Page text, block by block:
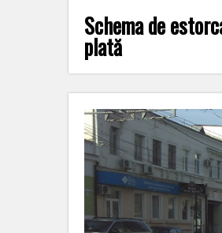
Schema de
plată